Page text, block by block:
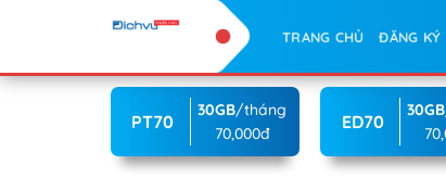
content
TRANG CHỦ ĐĂNG KÝ
PT70
30GB/tháng
70,000đ
ED70
30GB